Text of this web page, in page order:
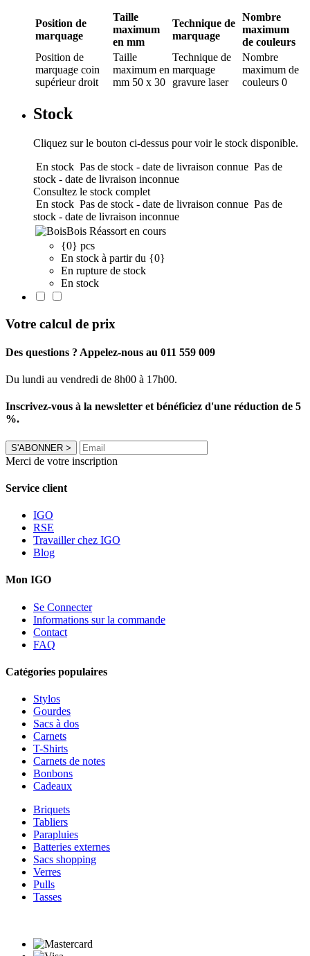
Position de
marquage
Taille
maximum
en mm
Technique de
marquage
Nombre
maximum
de couleurs
Position de
marquage coin
supérieur droit
Taille
maximum en
mm 50 x 30
Technique de
marquage
gravure laser
Nombre
maximum de
couleurs 0
Stock
Cliquez sur le bouton ci-dessus pour voir le stock disponible.
En stock Pas de stock - date de livraison connue Pas de
stock - date de livraison inconnue
Consultez le stock complet
En stock Pas de stock - date de livraison connue Pas de
stock - date de livraison inconnue
Bois Réassort en cours
{0} pcs
En stock à partir du {0}
En rupture de stock
En stock
Votre calcul de prix
Des questions ? Appelez-nous au 011 559 009
Du lundi au vendredi de 8h00 à 17h00.
Inscrivez-vous à la newsletter et bénéficiez d'une réduction de 5
%.
S'ABONNER >
Merci de votre inscription
Service client
IGO
RSE
Travailler chez IGO
Blog
Mon IGO
Se Connecter
Informations sur la commande
Contact
FAQ
Catégories populaires
Stylos
Gourdes
Sacs à dos
Carnets
T-Shirts
Carnets de notes
Bonbons
Cadeaux
Briquets
Tabliers
Parapluies
Batteries externes
Sacs shopping
Verres
Pulls
Tasses